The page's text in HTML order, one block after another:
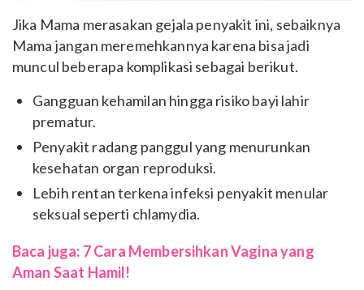
Jika Mama merasakan gejala penyakit ini, sebaiknya
Mama jangan meremehkannya karena bisa jadi
muncul beberapa komplikasi sebagai berikut.
Gangguan kehamilan hingga risiko bayi lahir
prematur.
Penyakit radang panggul yang menurunkan
kesehatan organ reproduksi.
Lebih rentan terkena infeksi penyakit menular
seksual seperti chlamydia.
Baca juga: 7 Cara Membersihkan Vagina yang
Aman Saat Hamil!